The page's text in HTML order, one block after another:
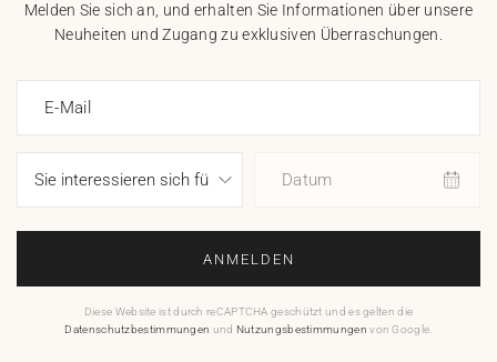
Melden Sie sich an, und erhalten Sie Informationen über unsere
Neuheiten und Zugang zu exklusiven Überraschungen.
E-Mail
Datum
ANMELDEN
Diese Website ist durch reCAPTCHA geschützt und es gelten die
Datenschutzbestimmungen und Nutzungsbestimmungen von Google.